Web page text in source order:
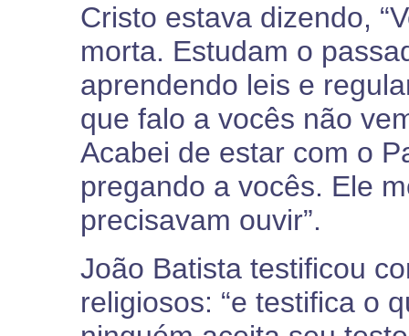
Cristo estava dizendo,
morta. Estudam o
aprendendo leis e
que falo a vocês não
Acabei de estar com o
pregando a vocês. Ele
precisavam ouvir”.
João Batista testificou
religiosos: “e testifica o